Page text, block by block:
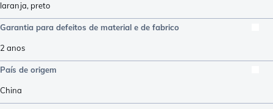
laranja, preto
Garantia para defeitos de material e de fabrico
2 anos
País de origem
China